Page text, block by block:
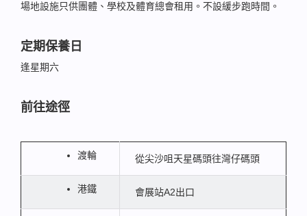
場地設施只供團體、學校及體育總會租用。不設緩步跑時間。
定期保養日
逢星期六
前往途徑
渡輪 從尖沙咀天星碼頭往灣仔碼頭
港鐵 會展站A2出口